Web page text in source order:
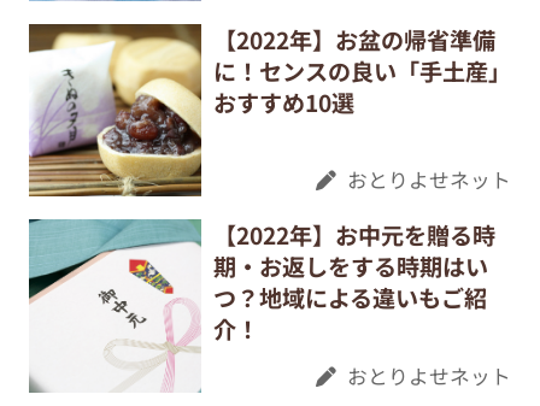
【2022年】お盆の帰省準備
に！センスの良い「手土産」
おすすめ10選
おとりよせネット
【2022年】お中元を贈る時
期・お返しをする時期はい
つ？地域による違いもご紹
介！
おとりよせネット